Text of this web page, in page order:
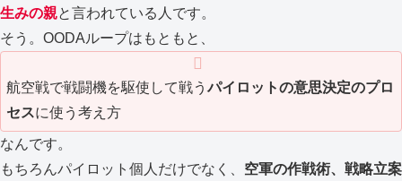
生みの親と言われている人です。
そう。OODAループはもともと、
航空戦で戦闘機を駆使して戦うパイロットの意思決定のプロ
セスに使う考え方
なんです。
もちろんパイロット個人だけでなく、 空軍の作戦術、戦略立案